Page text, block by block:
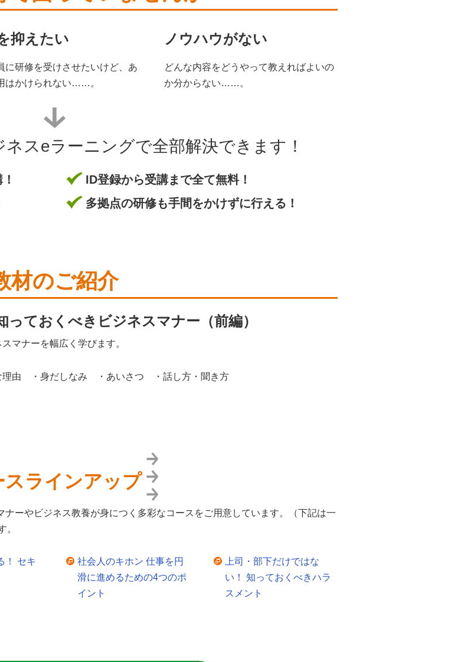
抑えたい
に研修を受けさせたいけど、あ
はかけられない……。
ノウハウがない
どんな内容をどうやって教えればよいの
か分からない……。
スeラーニングで全部解決できます！
ID登録から受講まで全て無料！
多拠点の研修も手間をかけずに行える！
材のご紹介
っておくべきビジネスマナー（前編）
マナーを幅広く学びます。
理由 ・身だしなみ ・あいさつ ・話し方・聞き方
スラインアップ
ーやビジネス教養が身につく多彩なコースをご用意しています。（下記は一
。
！ セキ
社会人のキホン 仕事を円
滑に進めるための4つのポ
イント
上司・部下だけではな
い！ 知っておくべきハラ
スメント